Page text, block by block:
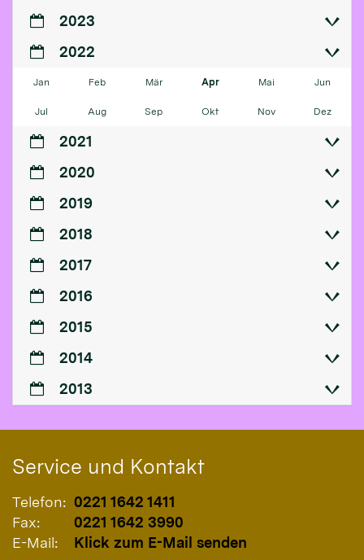
2023
2022
Jan Feb Mär Apr Mai Jun
Jul Aug Sep Okt Nov Dez
2021
2020
2019
2018
2017
2016
2015
2014
2013
Service und Kontakt
Telefon: 0221 1642 1411
Fax:
0221 1642 3990
E-Mail:
Klick zum E-Mail senden